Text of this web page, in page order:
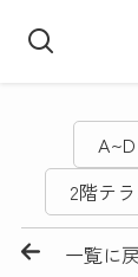
A~D
2階テ
一覧に